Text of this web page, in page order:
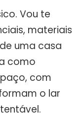
Vou te
materiais
uma casa
como
com
o lar